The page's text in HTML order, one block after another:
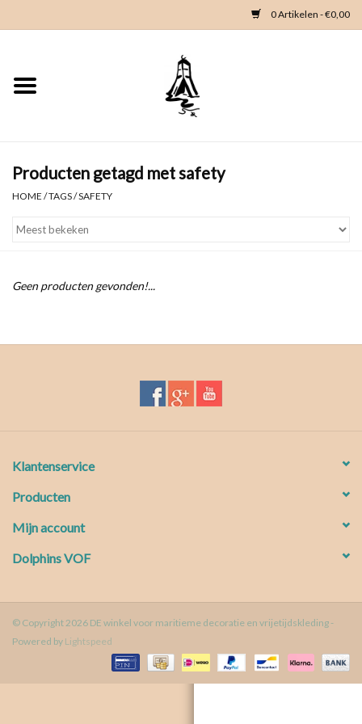
0 Artikelen - €0,00
Home
Kleding
Producten getagd met safety
HOME /TAGS/SAFETY
Geen producten gevonden!...
Klantenservice
Producten
Mijn account
Dolphins VOF
© Copyright 2026 DE winkel voor maritieme decoratie en vrijetijdskleding -
Powered by Lightspeed